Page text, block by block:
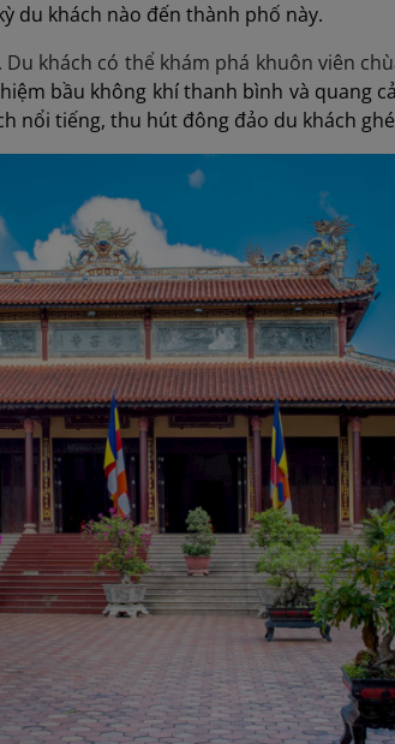
du khách nào đến thành phố này.
khách có thể khám phá khuôn viên
bầu không khí thanh bình và quang
nổi tiếng, thu hút đông đảo du khách